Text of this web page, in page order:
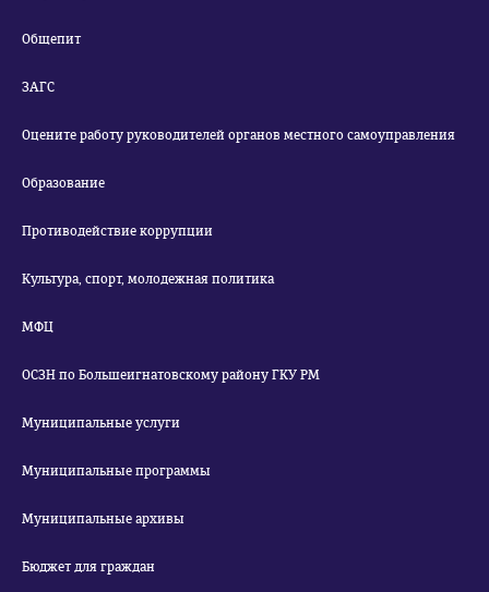
Общепит
ЗАГС
Оцените работу руководителей органов местного самоуправления
Образование
Противодействие коррупции
Культура, спорт, молодежная политика
МФЦ
ОСЗН по Большеигнатовскому району ГКУ РМ
Муниципальные услуги
Муниципальные программы
Муниципальные архивы
Бюджет для граждан